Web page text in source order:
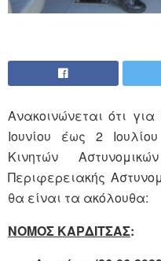
Ανακοινώνεται ότι
Ιουνίου έως 2
Κινητών
Περιφερειακής
θα είναι τα ακόλουθα:
ΝΟΜΟΣ ΚΑΡΔΙΤΣΑΣ: